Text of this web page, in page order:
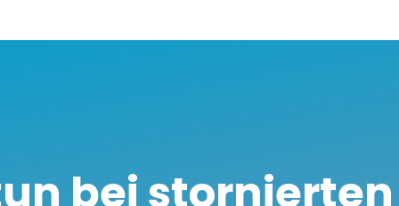
bei stornierten